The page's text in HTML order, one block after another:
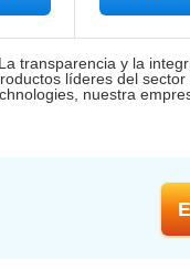
transparencia y la
líderes del
nuestra